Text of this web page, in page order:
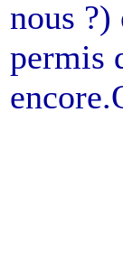
nous
permis